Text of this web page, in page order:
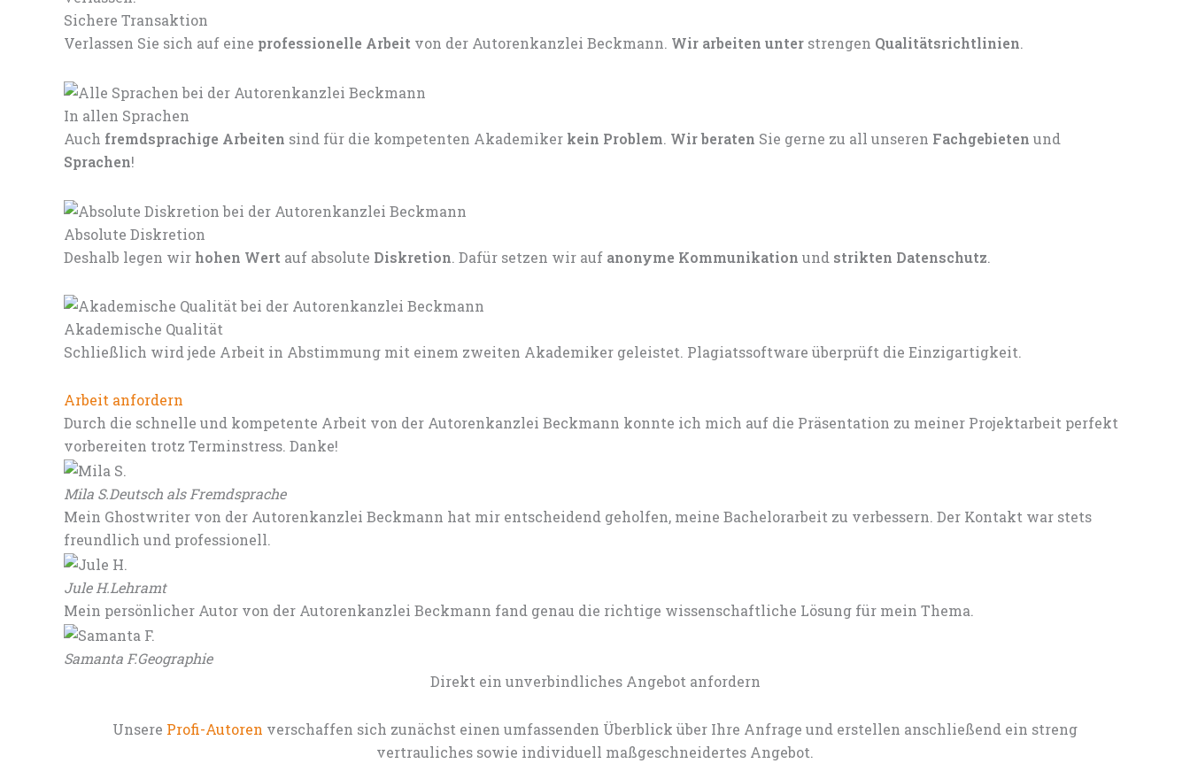
Sichere Transaktion
Verlassen Sie sich auf eine professionelle Arbeit von der Autorenkanzlei Beckmann. Wir arbeiten unter strengen Qualitätsrichtlinien.
In allen Sprachen
Auch fremdsprachige Arbeiten sind für die kompetenten Akademiker kein Problem. Wir beraten Sie gerne zu all unseren Fachgebieten und
Sprachen!
Absolute Diskretion
Deshalb legen wir hohen Wert auf absolute Diskretion. Dafür setzen wir auf anonyme Kommunikation und strikten Datenschutz.
Akademische Qualität
Schließlich wird jede Arbeit in Abstimmung mit einem zweiten Akademiker geleistet. Plagiatssoftware überprüft die Einzigartigkeit.
Arbeit anfordern
Durch die schnelle und kompetente Arbeit von der Autorenkanzlei Beckmann konnte ich mich auf die Präsentation zu meiner Projektarbeit perfekt
vorbereiten trotz Terminstress. Danke!
Mila S.Deutsch als Fremdsprache
Mein Ghostwriter von der Autorenkanzlei Beckmann hat mir entscheidend geholfen, meine Bachelorarbeit zu verbessern. Der Kontakt war stets
freundlich und professionell.
Jule H.Lehramt
Mein persönlicher Autor von der Autorenkanzlei Beckmann fand genau die richtige wissenschaftliche Lösung für mein Thema.
Samanta F.Geographie
Direkt ein unverbindliches Angebot anfordern
Unsere Profi-Autoren verschaffen sich zunächst einen umfassenden Überblick über Ihre Anfrage und erstellen anschließend ein streng
vertrauliches sowie individuell maßgeschneidertes Angebot.